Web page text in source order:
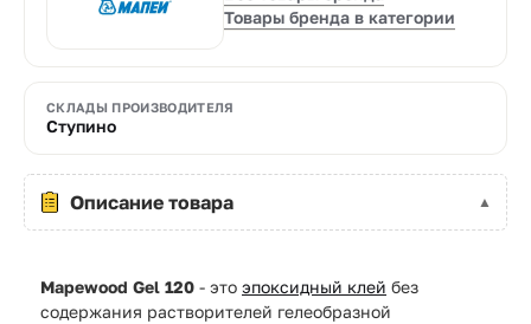
Товары бренда в категории
СКЛАДЫ ПРОИЗВОДИТЕЛЯ
Ступино
Описание товара
Mapewood Gel 120 - это эпоксидный клей без
содержания растворителей гелеобразной